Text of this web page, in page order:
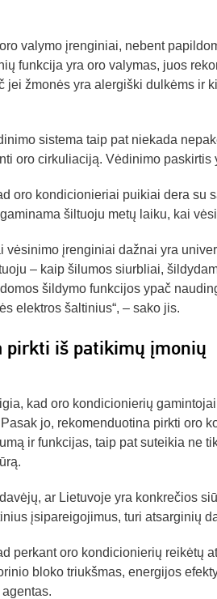
valymo įrenginiai, nebent
funkcija yra oro valymas, juos
jei žmonės yra alergiški dulkėms ir
sistema taip pat niekada
oro cirkuliaciją. Vėdinimo paskirtis
oro kondicionieriai puikiai dera su
šiltuoju metų laiku, kai
vėsinimo įrenginiai dažnai yra
– kaip šilumos siurbliai,
šildymo funkcijos ypač
elektros šaltinius“, – sako jis.
pirkti iš patikimų įmonių
kad oro kondicionierių
jo, rekomenduotina pirkti oro
ir funkcijas, taip pat suteikia ne
ar Lietuvoje yra konkrečios
įsipareigojimus, turi atsarginių
perkant oro kondicionierių reikėtų
bloko triukšmas, energijos